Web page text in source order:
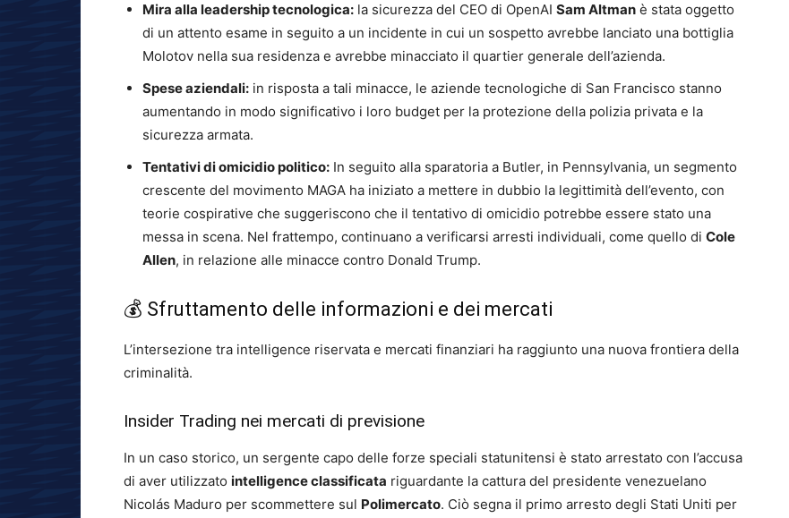
Mira alla leadership tecnologica: la sicurezza del CEO di OpenAI Sam Altman è stata oggetto
di un attento esame in seguito a un incidente in cui un sospetto avrebbe lanciato una bottiglia
Molotov nella sua residenza e avrebbe minacciato il quartier generale dell’azienda.
Spese aziendali: in risposta a tali minacce, le aziende tecnologiche di San Francisco stanno
aumentando in modo significativo i loro budget per la protezione della polizia privata e la
sicurezza armata.
Tentativi di omicidio politico: In seguito alla sparatoria a Butler, in Pennsylvania, un segmento
crescente del movimento MAGA ha iniziato a mettere in dubbio la legittimità dell’evento, con
teorie cospirative che suggeriscono che il tentativo di omicidio potrebbe essere stato una
messa in scena. Nel frattempo, continuano a verificarsi arresti individuali, come quello di Cole
Allen, in relazione alle minacce contro Donald Trump.
💰 Sfruttamento delle informazioni e dei mercati
L’intersezione tra intelligence riservata e mercati finanziari ha raggiunto una nuova frontiera della
criminalità.
Insider Trading nei mercati di previsione
In un caso storico, un sergente capo delle forze speciali statunitensi è stato arrestato con l’accusa
di aver utilizzato intelligence classificata riguardante la cattura del presidente venezuelano
Nicolás Maduro per scommettere sul Polimercato. Ciò segna il primo arresto degli Stati Uniti per